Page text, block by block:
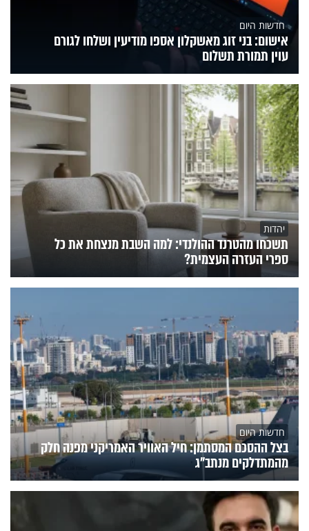
חדשות היום
אישום: בני זוג מאשקלון אספו מודיעין ושלחו לגורם
עוין תמורת תשלום
יהדות
תשכחו מהטרנד ההולנדי: למה השבת מנצחת את כל
ספרי העזרה העצמית?
חדשות היום
בצל ההסכם המסתמן: חיל האוויר האמריקני מפנה חלק
מהמתדלקים מנתב"ג